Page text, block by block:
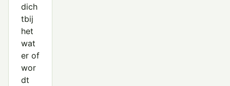
dich
tbij
het
wat
er of
wor
dt